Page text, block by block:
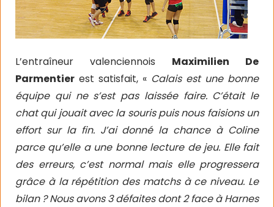
L’entraîneur valenciennois Maximilien De
Parmentier est satisfait, « Calais est une bonne
équipe qui ne s’est pas laissée faire. C’était le
chat qui jouait avec la souris puis nous faisions un
effort sur la fin. J’ai donné la chance à Coline
parce qu’elle a une bonne lecture de jeu. Elle fait
des erreurs, c’est normal mais elle progressera
grâce à la répétition des matchs à ce niveau. Le
bilan ? Nous avons 3 défaites dont 2 face à Harnes